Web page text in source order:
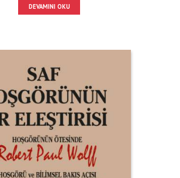
DEVAMINI OKU